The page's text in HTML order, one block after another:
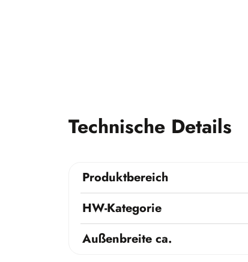
Technische Details
Produktbereich
HW-Kategorie
Außenbreite ca.